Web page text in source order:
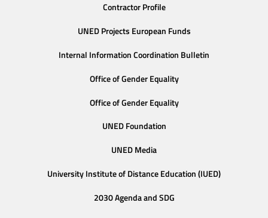
Contractor Profile
UNED Projects European Funds
Internal Information Coordination Bulletin
Office of Gender Equality
Office of Gender Equality
UNED Foundation
UNED Media
University Institute of Distance Education (IUED)
2030 Agenda and SDG